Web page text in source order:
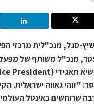
סגל, מנכ"לית מרכזי
מנכ"ל משותף של
"זוהי גאווה ישראלית.
שרוחשים באינטל